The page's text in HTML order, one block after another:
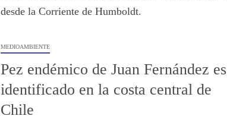
desde la Corriente de Humboldt.
MEDIOAMBIENTE
Pez endémico de Juan Fernández es
identificado en la costa central de
Chile